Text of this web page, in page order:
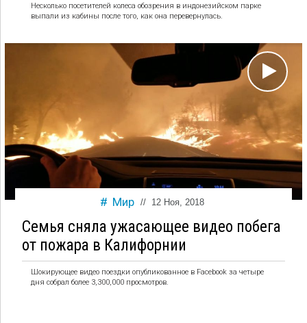
Несколько посетителей колеса обозрения в индонезийском парке
выпали из кабины после того, как она перевернулась.
Мир // 12 Ноя, 2018
Семья сняла ужасающее видео побега
от пожара в Калифорнии
Шокирующее видео поездки опубликованное в Facebook за четыре
дня собрал более 3,300,000 просмотров.